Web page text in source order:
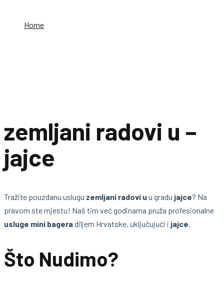
Home
zemljani radovi u –
jajce
Tražite pouzdanu uslugu zemljani radovi u u gradu jajce? Na
pravom ste mjestu! Naš tim već godinama pruža profesionalne
usluge mini bageradiljem Hrvatske, uključujući i jajce
Što Nudimo?